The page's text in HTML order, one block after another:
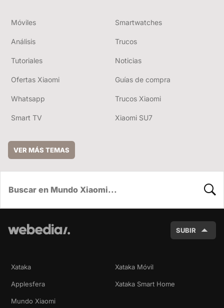
Móviles Smartwatches
Análisis Trucos
Tutoriales Noticias
Ofertas Xiaomi Guías de compra
Whatsapp Trucos Xiaomi
Smart TV Xiaomi SU7
VER MÁS TEMAS
SUBIR
Xataka Xataka Móvil
Applesfera Xataka Smart Home
Mundo Xiaomi